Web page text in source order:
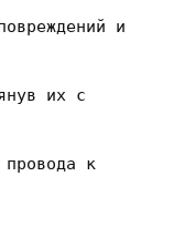
и
их с
провода к